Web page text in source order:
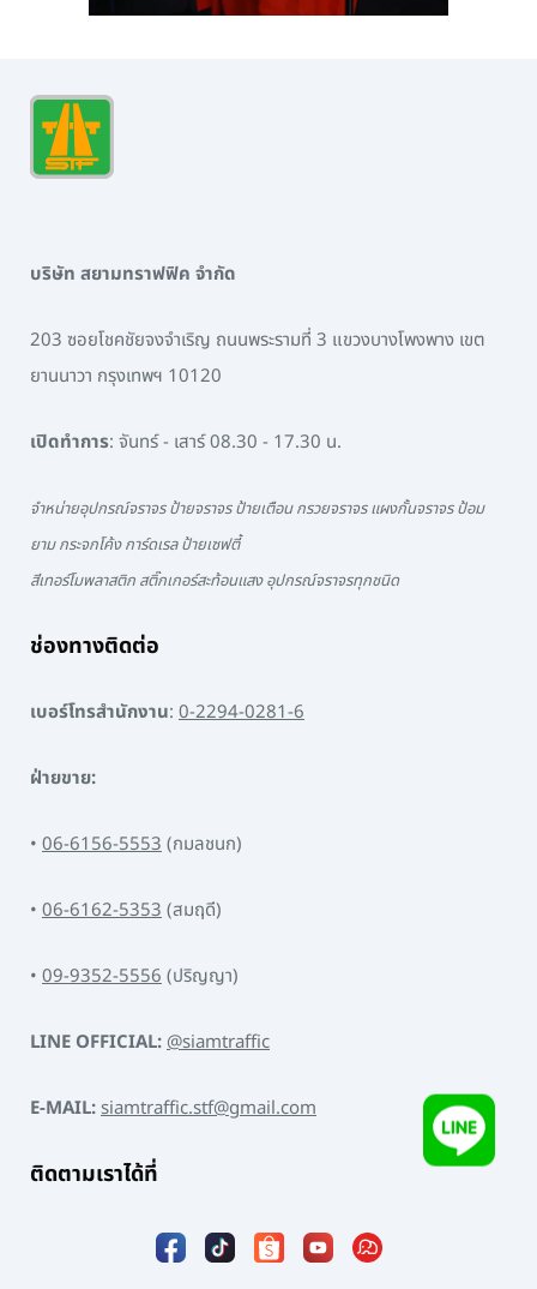
บริษัท สยามทราฟฟิค จำกัด
203 ซอยโชคชัยจงจำเริญ ถนนพระรามที่ 3 แขวงบางโพงพาง เขต
ยานนาวา กรุงเทพฯ 10120
เปิดทำการ: จันทร์ - เสาร์ 08.30 - 17.30 น.
จำหน่ายอุปกรณ์จราจร ป้ายจราจร ป้ายเตือน กรวยจราจร แผงกั้นจราจร ป้อม
ยาม กระจกโค้ง การ์ดเรล ป้ายเซฟตี้
สีเทอร์โมพลาสติก สติ๊กเกอร์สะท้อนแสง อุปกรณ์จราจรทุกชนิด
ช่องทางติดต่อ
เบอร์โทรสำนักงาน: 0-2294-0281-6
ฝ่ายขาย:
• 06-6156-5553(กมลชนก)
• 06-6162-5353(สมฤดี)
• 09-9352-5556(ปริญญา)
LINE OFFICIAL:@siamtraffic
E-MAIL:siamtraffic.stf@gmail.com
ติดตามเราได้ที่